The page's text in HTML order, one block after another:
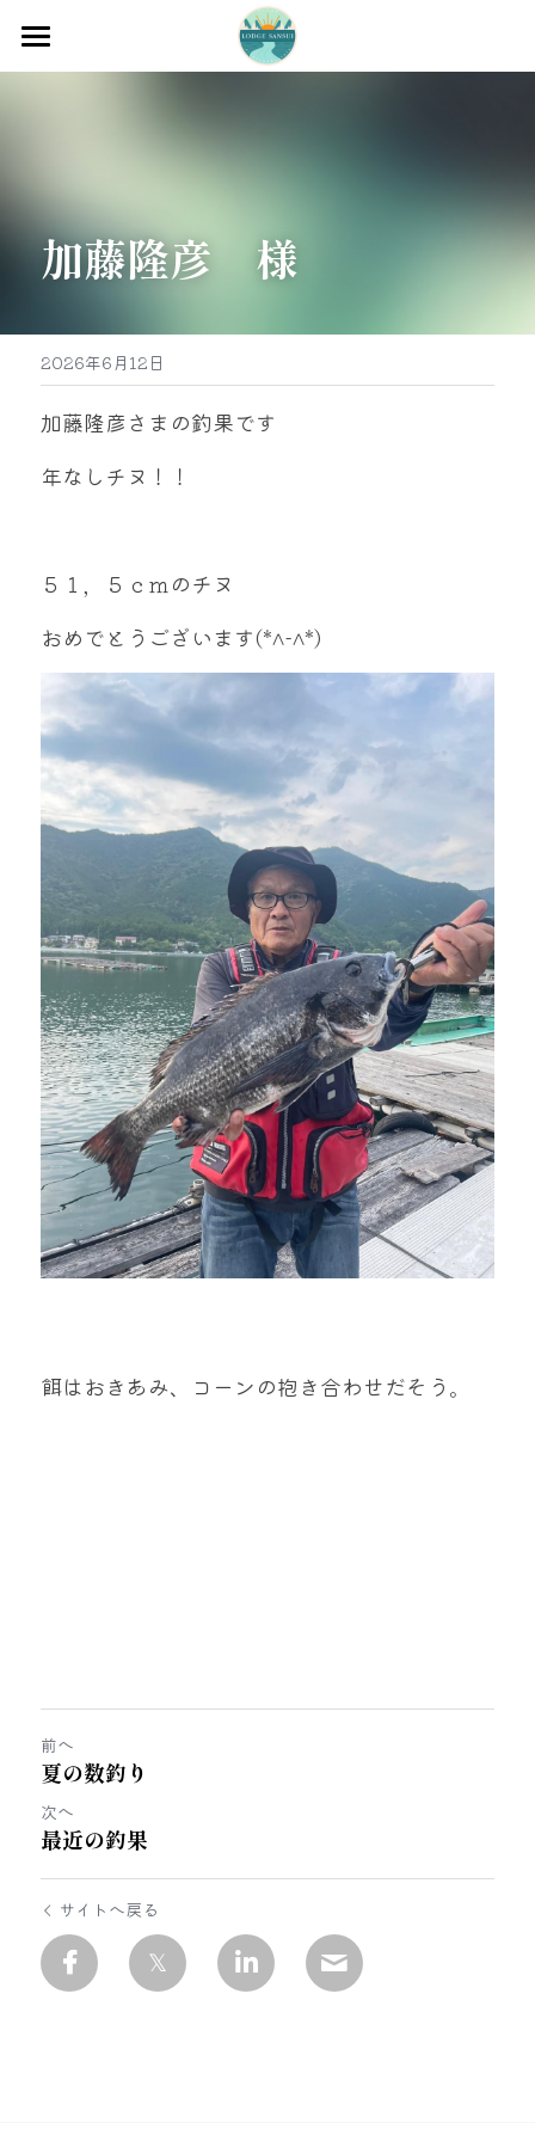
ホーム
牡蠣販売
グッズ販売
駐車場
お問い合わせ
mtok0617love@yahoo.co.jp
お問い合わせ
加藤隆彦　様
2026年6月12日
加藤隆彦さまの釣果です
年なしチヌ！！
５１，５ｃｍのチヌ
おめでとうございます(*^-^*)
餌はおきあみ、コーンの抱き合わせだそう。
前へ
夏の数釣り
次へ
最近の釣果
サイトへ戻る